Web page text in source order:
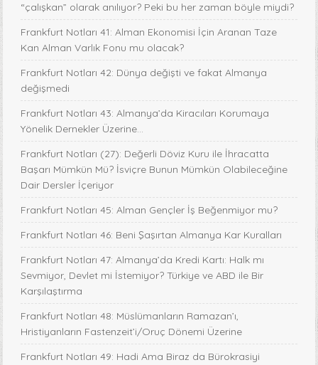
“çalışkan” olarak anılıyor? Peki bu her zaman böyle miydi?
Frankfurt Notları 41: Alman Ekonomisi İçin Aranan Taze
Kan Alman Varlık Fonu mu olacak?
Frankfurt Notları 42: Dünya değişti ve fakat Almanya
değişmedi
Frankfurt Notları 43: Almanya’da Kiracıları Korumaya
Yönelik Dernekler Üzerine...
Frankfurt Notları (27): Değerli Döviz Kuru ile İhracatta
Başarı Mümkün Mü? İsviçre Bunun Mümkün Olabileceğine
Dair Dersler İçeriyor
Frankfurt Notları 45: Alman Gençler İş Beğenmiyor mu?
Frankfurt Notları 46: Beni Şaşırtan Almanya Kar Kuralları
Frankfurt Notları 47: Almanya’da Kredi Kartı: Halk mı
Sevmiyor, Devlet mi İstemiyor? Türkiye ve ABD ile Bir
Karşılaştırma
Frankfurt Notları 48: Müslümanların Ramazan’ı,
Hristiyanların Fastenzeit’i/Oruç Dönemi Üzerine
Frankfurt Notları 49: Hadi Ama Biraz da Bürokrasiyi